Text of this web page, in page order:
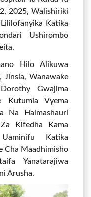
2025, Walishiriki
Katika
Ushirombo
Hilo Alikuwa
Jinsia, Wanawake
Gwajima
Kutumia Vyema
Na Halmashauri
Kifedha Kama
Katika
Cha Maadhimisho
Yanatarajiwa
Arusha.